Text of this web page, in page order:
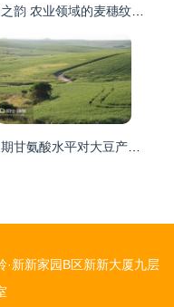
新新家园B区新新大厦九层